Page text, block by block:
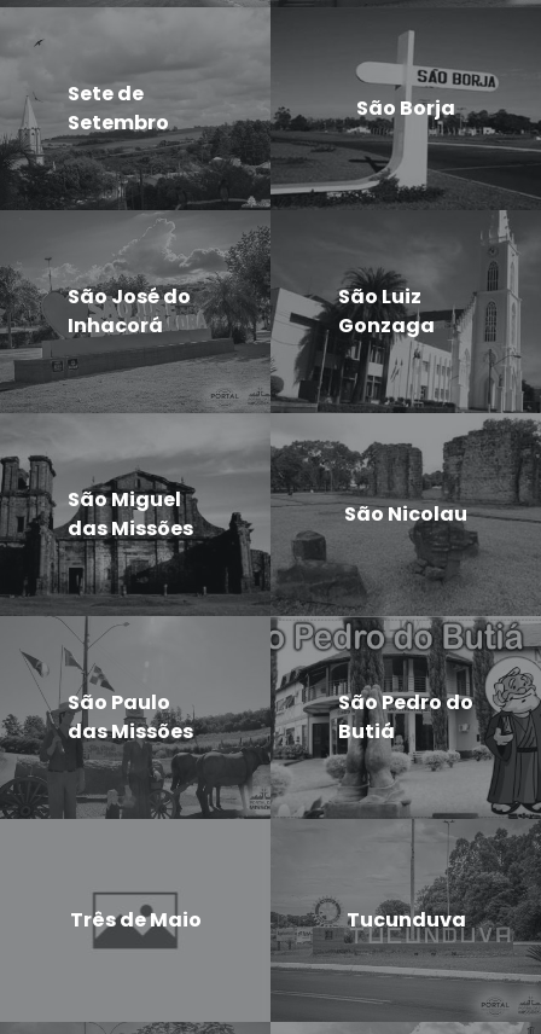
Sete de
Setembro
São Borja
São José do
Inhacorá
São Luiz
Gonzaga
São Miguel
das Missões
São Nicolau
São Paulo
das Missões
São Pedro do
Butiá
Três de Maio Tucunduva